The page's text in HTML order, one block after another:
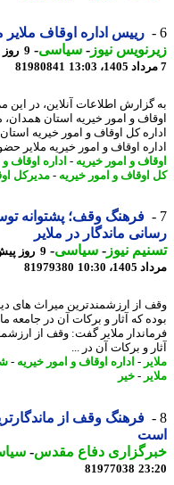
رییس اداره اوقاف ملایر
نیوز-سیاسی-
9 روز
81980841
اطلاعات آنلاین، در این
و امور خیریه استان همدان،
کل اوقاف و امور خیریه استان
اوقاف و امور خیریه ملایر حضور
و امور خیریه- اداره اوقاف و
و امور خیریه- مدیرکل اوقاف
فرهنگ وقف؛ پشتوانه
ماندگار در ملایر
نیوز-سیاسی-
10:30
81979380
از ارزشمندترین میراث های دینی
که آثار و برکات آن در جامعه
ملایر گفت: وقف از
و برکات آن در ...
-اداره اوقاف و امور خیریه-
-خیر
فرهنگ وقف از
دفاع مقدس-سیاسی
81977038